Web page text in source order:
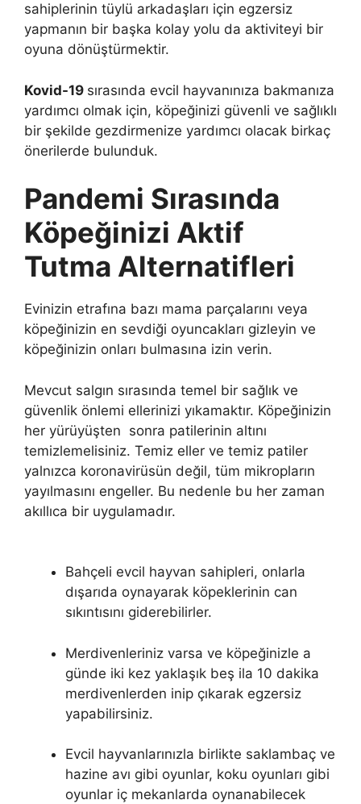
sahiplerinin tüylü arkadaşları için egzersiz
yapmanın bir başka kolay yolu da aktiviteyi bir
oyuna dönüştürmektir.
Kovid-19 sırasında evcil hayvanınıza bakmanıza
yardımcı olmak için, köpeğinizi güvenli ve sağlıklı
bir şekilde gezdirmenize yardımcı olacak birkaç
önerilerde bulunduk.
Pandemi Sırasında
Köpeğinizi Aktif
Tutma Alternatifleri
Evinizin etrafına bazı mama parçalarını veya
köpeğinizin en sevdiği oyuncakları gizleyin ve
köpeğinizin onları bulmasına izin verin.
Mevcut salgın sırasında temel bir sağlık ve
güvenlik önlemi ellerinizi yıkamaktır. Köpeğinizin
her yürüyüşten sonra patilerinin altını
temizlemelisiniz. Temiz eller ve temiz patiler
yalnızca koronavirüsün değil, tüm mikropların
yayılmasını engeller. Bu nedenle bu her zaman
akıllıca bir uygulamadır.
Bahçeli evcil hayvan sahipleri, onlarla
dışarıda oynayarak köpeklerinin can
sıkıntısını giderebilirler.
Merdivenleriniz varsa ve köpeğinizle a
günde iki kez yaklaşık beş ila 10 dakika
merdivenlerden inip çıkarak egzersiz
yapabilirsiniz.
Evcil hayvanlarınızla birlikte saklambaç ve
hazine avı gibi oyunlar, koku oyunları gibi
oyunlar iç mekanlarda oynanabilecek